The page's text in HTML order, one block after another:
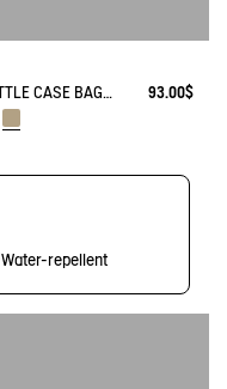
BOTTLE CASE BAG (1L) - URBAN HIKING 93.00$
Water-repellent